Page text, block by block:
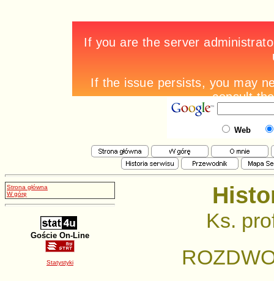
Web
Strona główna
W górę
Goście On-Line
Statystyki
Ks.